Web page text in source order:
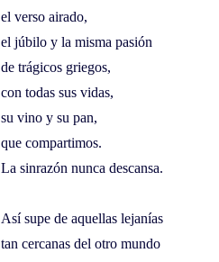
el verso airado,
el júbilo y la misma pasión
de trágicos griegos,
con todas sus vidas,
su vino y su pan,
que compartimos.
La sinrazón nunca descansa.
Así supe de aquellas lejanías
tan cercanas del otro mundo